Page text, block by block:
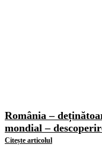
România –
mondial –
Citește articolul